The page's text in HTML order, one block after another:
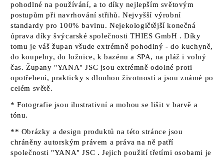
pohodlné na používání, a to díky nejlepším světovým
postupům při navrhování střihů. Nejvyšší výrobní
standardy pro 100% bavlnu. Nejekologičtější konečná
úprava díky švýcarské společnostiTHIES GmbH . Díky
tomu je váš župan všude extrémně pohodlný - do kuchyně,
do koupelny, do ložnice, k bazénu a SPA, na pláž i volný
čas. Župany "YANA" JSC jsou extrémně odolné proti
opotřebení, prakticky s dlouhou životností a jsou známé po
celém světě.
* Fotografie jsou ilustrativní a mohou se lišit v barvě a
tónu.
** Obrázky a design produktů na této stránce jsou
chráněny autorským právem a práva na ně patří
společnosti "YANA" JSC . Jejich použití třetími osobami je